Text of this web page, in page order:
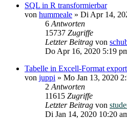
SQL in R transformierbar
von hummeale » Di Apr 14,
6 Antworten
15737 Zugriffe
Letzter Beitrag von
Do Apr 16, 2020 5:19
Tabelle in Excell-Format
von juppi » Mo Jan 13, 2020
2 Antworten
11615 Zugriffe
Letzter Beitrag von
Di Jan 14, 2020 10:20